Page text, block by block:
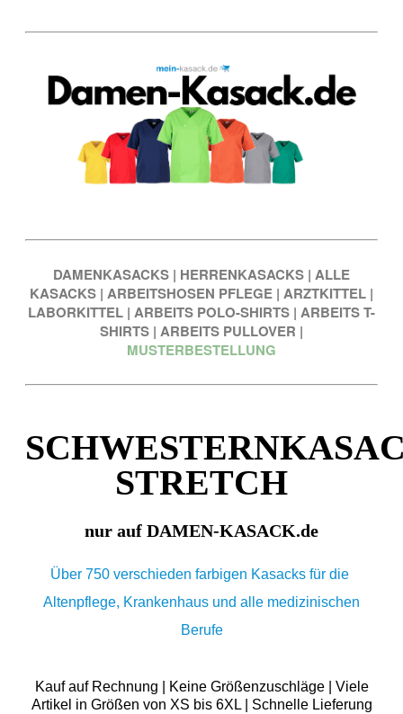
DAMENKASACKS | HERRENKASACKS | ALLE
KASACKS | ARBEITSHOSEN PFLEGE | ARZTKITTEL |
LABORKITTEL | ARBEITS POLO-SHIRTS | ARBEITS T-
SHIRTS | ARBEITS PULLOVER |
MUSTERBESTELLUNG
STRETCH
nur auf DAMEN-KASACK.de
Über 750 verschieden farbigen Kasacks für die
Altenpflege, Krankenhaus und alle medizinischen
Berufe
Kauf auf Rechnung | Keine Größenzuschläge | Viele
Artikel in Größen von XS bis 6XL | Schnelle Lieferung